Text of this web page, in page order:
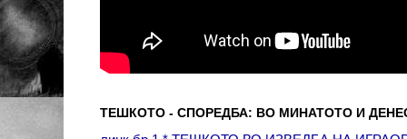
ТЕШКОТО - СПОРЕДБА: ВО МИНАТОТО И